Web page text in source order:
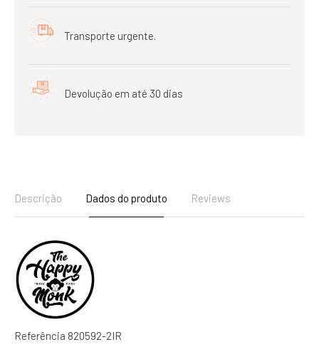
Transporte urgente.
Devolução em até 30 dias
Descrição Dados do produto Reviews
Referência 820592-2IR